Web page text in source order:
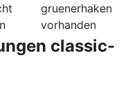
gruenerhaken
vorhanden
classic-